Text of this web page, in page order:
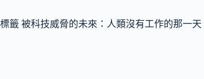
標籤 被科技威脅的未來：人類沒有工作的那一天